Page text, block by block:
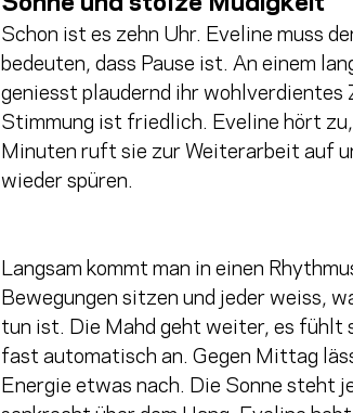
Schon ist es zehn Uhr. Eveline muss
bedeuten, dass Pause ist. An einem
geniesst plaudernd ihr wohlverdientes
Stimmung ist friedlich. Eveline hört
Minuten ruft sie zur Weiterarbeit auf
wieder spüren.
Langsam kommt man in einen
Bewegungen sitzen und jeder weiss,
tun ist. Die Mahd geht weiter, es fühlt
fast automatisch an. Gegen Mittag
Energie etwas nach. Die Sonne steht